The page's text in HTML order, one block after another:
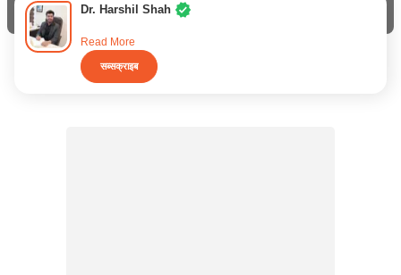
Dr. Harshil Shah
Read More
सब्सक्राइब